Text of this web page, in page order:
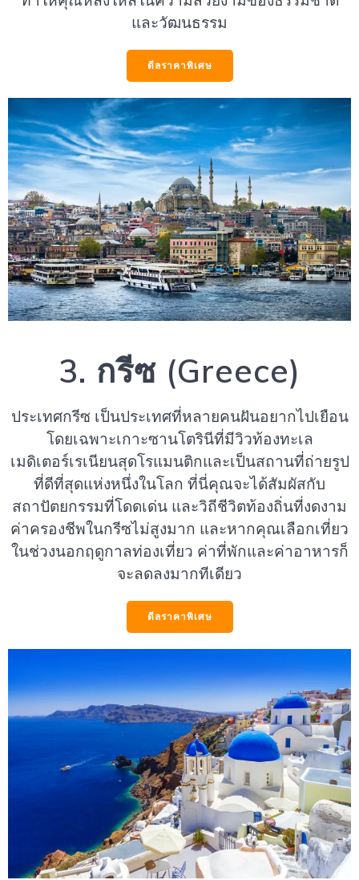
และวัฒนธรรม
ดีลราคาพิเศษ
3. กรีซ (Greece)
ประเทศกรีซ เป็นประเทศที่หลายคนฝันอยากไปเยือน
โดยเฉพาะเกาะซานโตรินีที่มีวิวท้องทะเล
เมดิเตอร์เรเนียนสุดโรแมนติกและเป็นสถานที่ถ่ายรูป
ที่ดีที่สุดแห่งหนึ่งในโลก ที่นี่คุณจะได้สัมผัสกับ
สถาปัตยกรรมที่โดดเด่น และวิถีชีวิตท้องถิ่นที่งดงาม
ค่าครองชีพในกรีซไม่สูงมาก และหากคุณเลือกเที่ยว
ในช่วงนอกฤดูกาลท่องเที่ยว ค่าที่พักและค่าอาหารก็
จะลดลงมากทีเดียว
ดีลราคาพิเศษ